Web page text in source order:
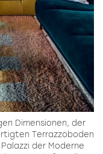
Dimensionen, der
Terrazzoboden
der Moderne